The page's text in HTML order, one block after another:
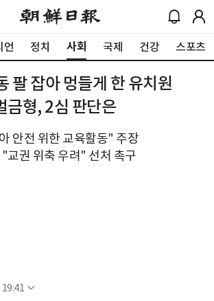
언 정치 사회 국제 건강 스포츠
팔 잡아 멍들게 한 유치원
금형, 2심 판단은
안전 위한 교육활동" 주장
교권 위축 우려" 선처 촉구
19:41